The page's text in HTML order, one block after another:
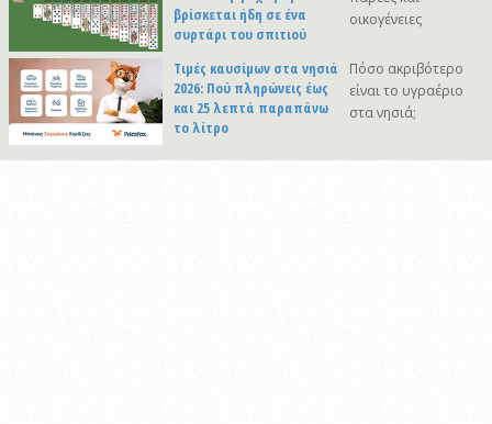
βρίσκεται ήδη σε ένα
συρτάρι του σπιτιού
οικογένειες
Τιμές καυσίμων στα νησιά
2026: Πού πληρώνεις έως
και 25 λεπτά παραπάνω
το λίτρο
Πόσο ακριβότερο
είναι το υγραέριο
στα νησιά;